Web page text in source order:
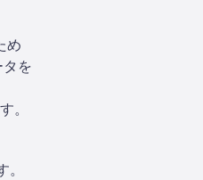
め
を
。